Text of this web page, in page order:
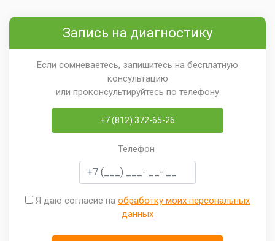
Запись на диагностику
Если сомневаетесь, запишитесь на бесплатную
консультацию
или проконсультируйтесь по телефону
+7 (812) 372-65-26
Телефон
Я даю согласие на обработку моих персональных
данных